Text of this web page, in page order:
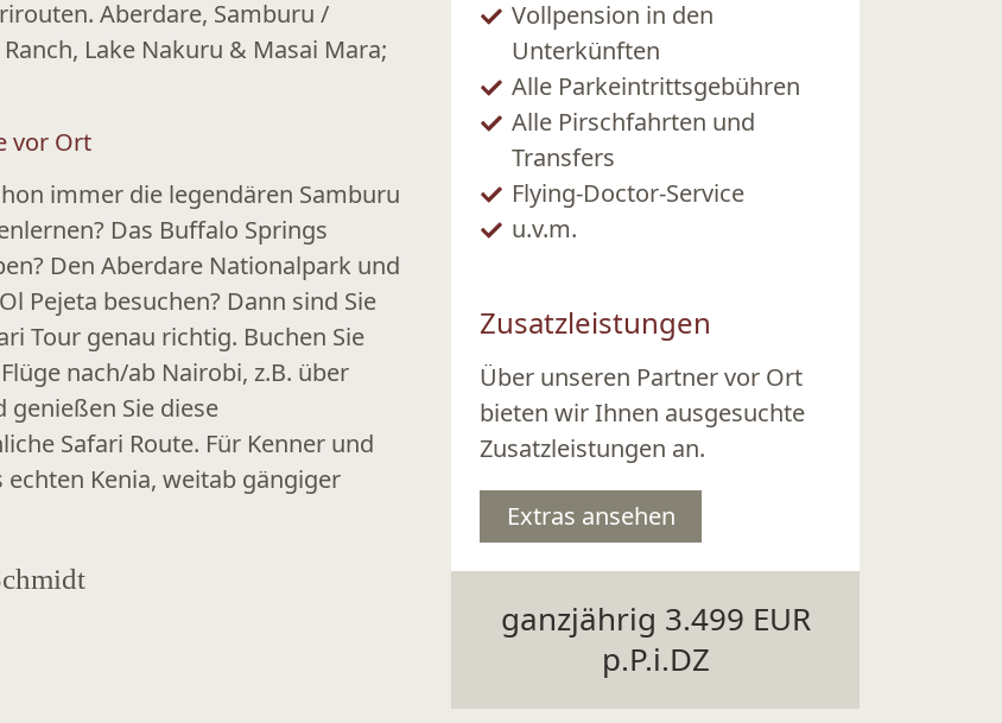
Aberdare, Samburu /
Lake Nakuru & Masai Mara;
vor Ort
immer die legendären Samburu
Das Buffalo Springs
Den Aberdare Nationalpark und
Pejeta besuchen? Dann sind Sie
Tour genau richtig. Buchen Sie
nach/ab Nairobi, z.B. über
genießen Sie diese
Safari Route. Für Kenner und
echten Kenia, weitab gängiger
Vollpension in den
Unterkünften
Alle Parkeintrittsgebühren
Alle Pirschfahrten und
Transfers
Flying-Doctor-Service
u.v.m.
Zusatzleistungen
Über unseren Partner vor Ort
bieten wir Ihnen ausgesuchte
Zusatzleistungen an.
Extras ansehen
ganzjährig 3.499 EUR
p.P.i.DZ